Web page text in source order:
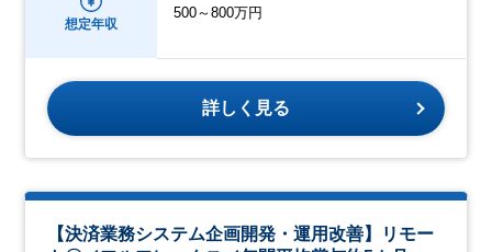
想定年収
500～800万円
詳しく見る
【決済業務システム企画開発・運用改善】リモー